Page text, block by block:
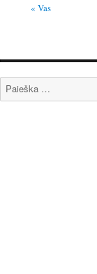
« Vas
Ieškoti: